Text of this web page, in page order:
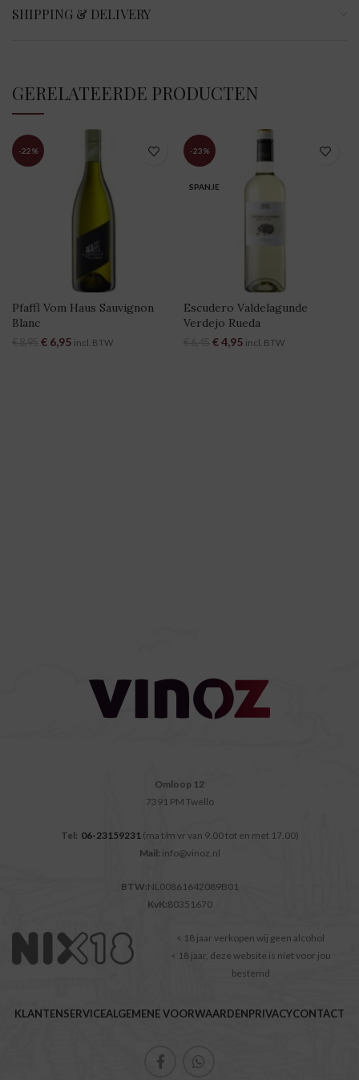
SHIPPING & DELIVERY
GERELATEERDE PRODUCTEN
-22%
Pfaffl Vom Haus Sauvignon
Blanc
Oorspronkelijke prijs was:
€ 6,95 Huidige prijs is:
incl. BTW
-23%
SPANJE
Escudero Valdelagunde
Verdejo Rueda
Oorspronkelijke prijs was:
€4,95 Huidige prijs is:
incl. BTW
Omloop 12
7391 PM Twello
Tel: 06-23159231 (ma t/m vr van 9.00 tot en met 17.00)
Mail: info@vinoz.nl
BTW:NL00861642089B01
KvK:80351670
< 18 jaar verkopen wij geen alcohol
< 18 jaar, deze website is niet voor jou
bestemd
KLANTENSERVICEALGEMENE VOORWAARDENPRIVACYCONTACT